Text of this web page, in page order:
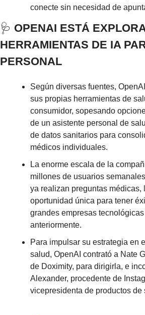
conecte sin necesidad de
🩺 OPENAI ESTÁ
HERRAMIENTAS DE IA
PERSONAL
Según diversas fuentes,
sus propias herramientas de
consumidor, sopesando
de un asistente personal de
de datos sanitarios para
médicos individuales.
La enorme escala de la
millones de usuarios
ya realizan preguntas médicas,
oportunidad única para tener
grandes empresas
anteriormente.
Para impulsar su estrategia en
salud, OpenAI contrató a Nate
de Doximity, para dirigirla, e
Alexander, procedente de
vicepresidenta de productos de